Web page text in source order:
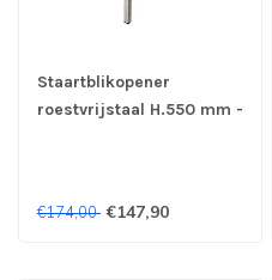
Staartblikopener
roestvrijstaal H.550 mm -
€174,00 €147,90